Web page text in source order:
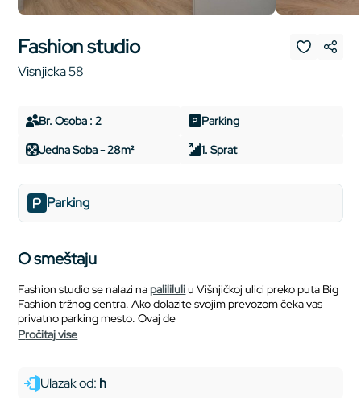
Fashion studio
Visnjicka 58
Br. Osoba : 2
Parking
Jedna Soba - 28m²
1. Sprat
Parking
O smeštaju
Fashion studio se nalazi napalililuliu Višnjičkoj ulici preko puta Big
Fashion tržnog centra. Ako dolazite svojim prevozom čeka vas
privatno parking mesto. Ovaj de
pročitaj vise
Ulazak od: h